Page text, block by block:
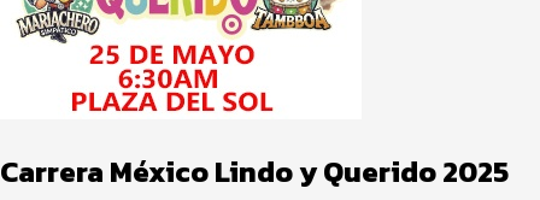
Carrera México Lindo y Querido 2025